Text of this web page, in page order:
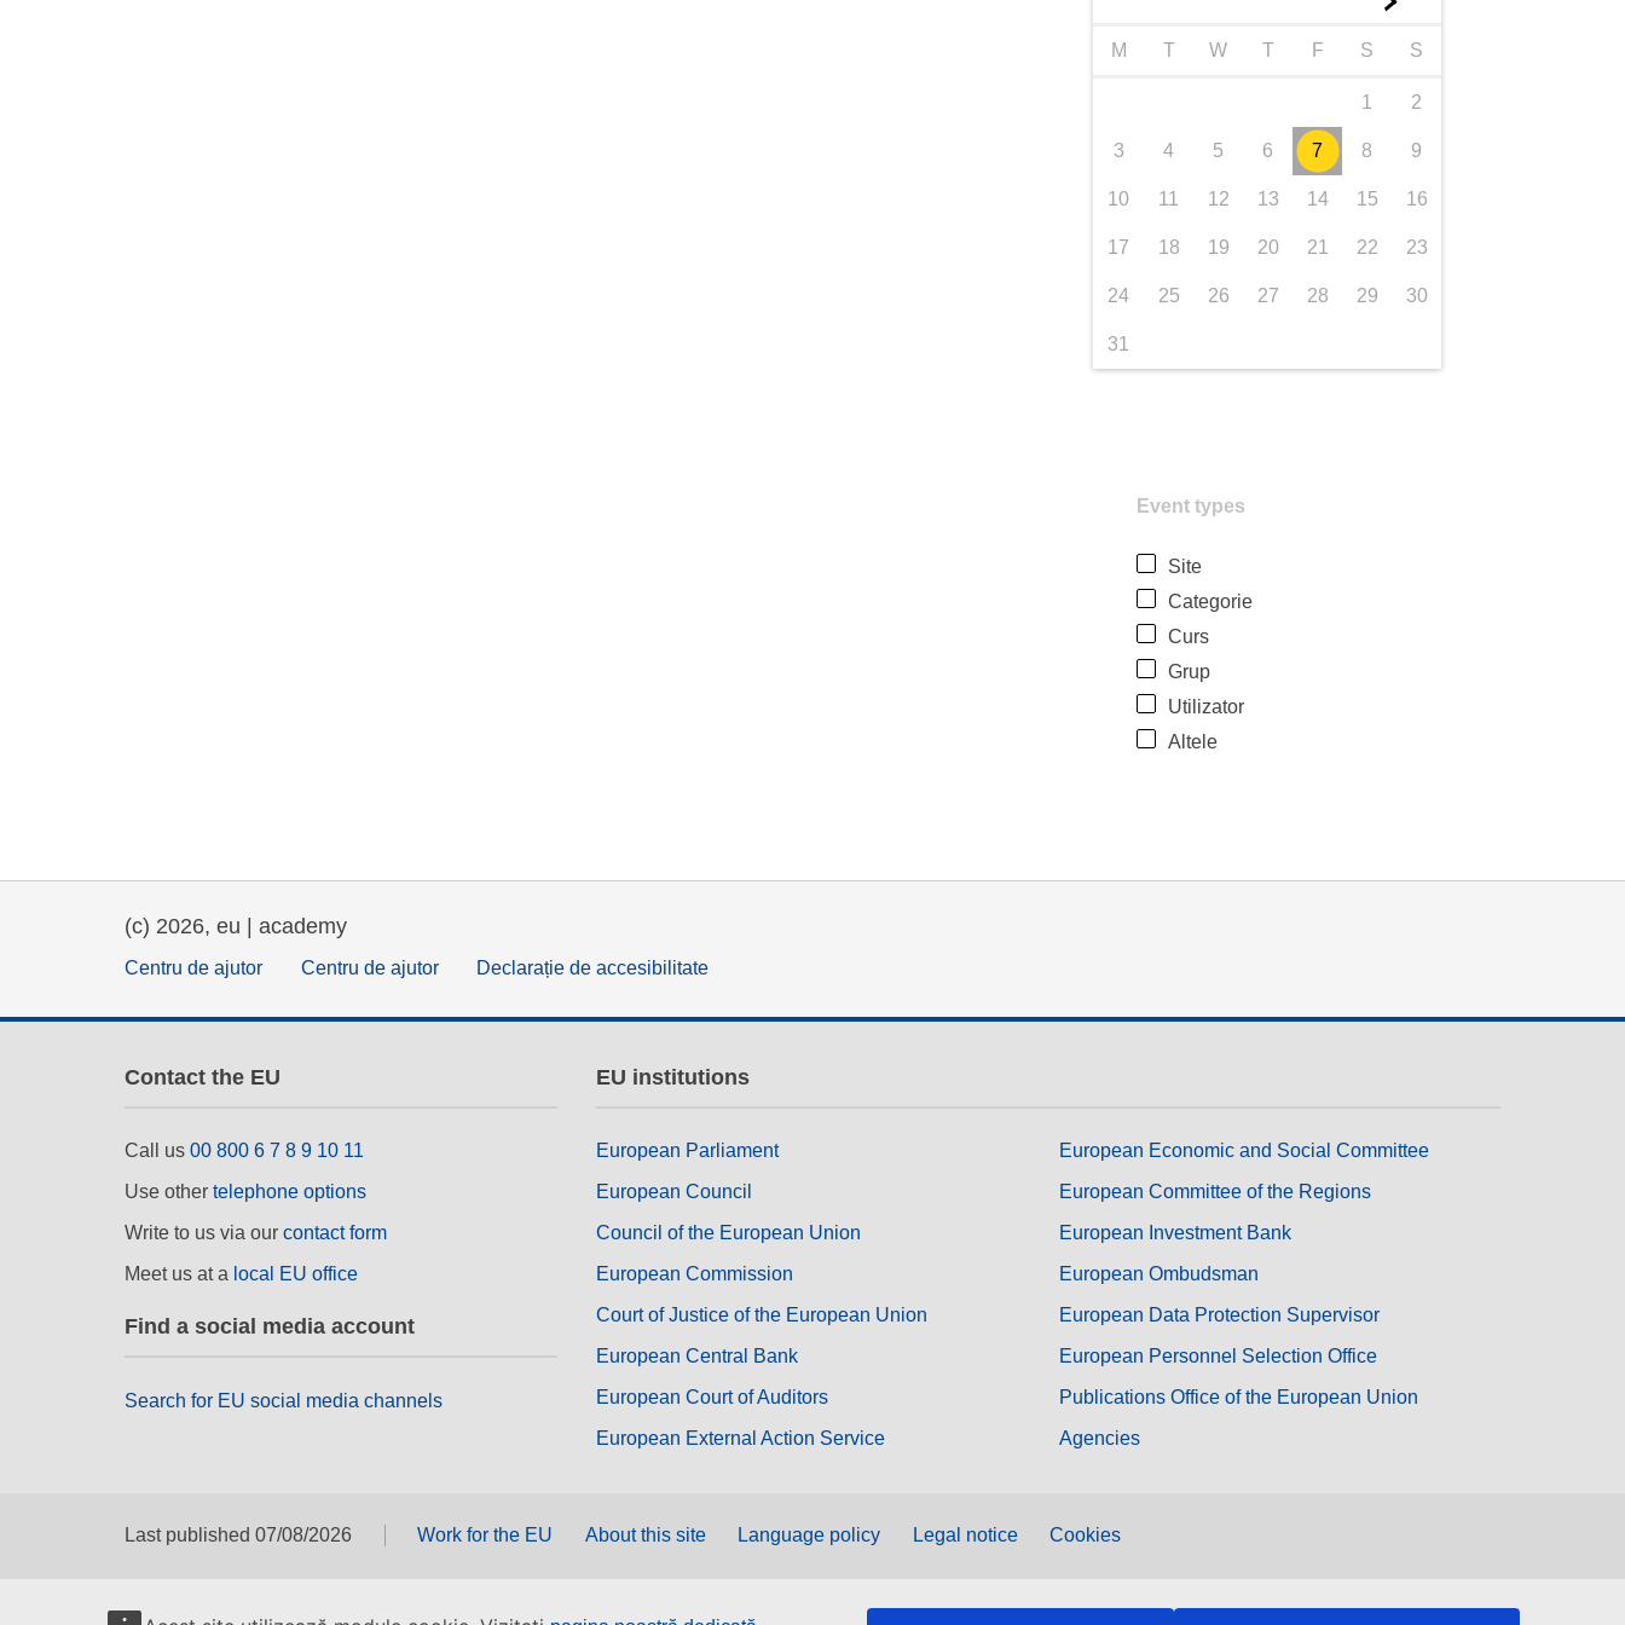
M T W T F S S
1 2
3 4 5 6 7 8 9
10 11 12 13 14 15 16
17 18 19 20 21 22 23
24 25 26 27 28 29 30
31
Event types
Site
Categorie
Curs
Grup
Utilizator
Altele
(c) 2026, eu | academy
Centru de ajutor Centru de ajutor Declarație de accesibilitate
Contact the EU
Call us 00 800 6 7 8 9 10 11
Use other telephone options
Write to us via our contact form
Meet us at a local EU office
Find a social media account
Search for EU social media channels
EU institutions
European Parliament
European Council
Council of the European Union
European Commission
Court of Justice of the European Union
European Central Bank
European Court of Auditors
European External Action Service
European Economic and Social Committee
European Committee of the Regions
European Investment Bank
European Ombudsman
European Data Protection Supervisor
European Personnel Selection Office
Publications Office of the European Union
Agencies
Last published 07/08/2026 Work for the EU About this site Language policy Legal notice Cookies